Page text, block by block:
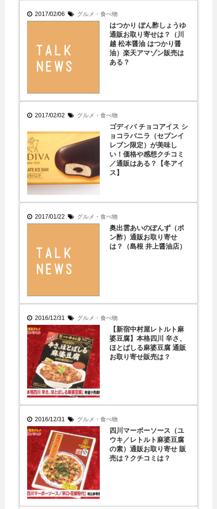
2017/02/06 グルメ・食べ物
はつかり ぽん酢しょうゆ
通販お取り寄せは？（川
越 松本醤油 はつかり醤
油）楽天アマゾン販売は
ある？
2017/02/02 グルメ・食べ物
ゴディバ チョコアイス シ
ョコラバニラ（セブンイ
レブン限定）が美味し
い！価格や感想クチコミ
／通販はある？【冬アイ
ス】
2017/01/22 グルメ・食べ物
奥出雲あいのぽんず（ポ
ン酢）通販お取り寄せ
は？（島根 井上醤油店）
2016/12/31 グルメ・食べ物
【新宿中村屋レトルト麻
婆豆腐】本格四川 辛さ、
ほとばしる麻婆豆腐 通販
お取り寄せ販売は？
2016/12/31 グルメ・食べ物
四川マーボーソース（ユ
ウキ／レトルト麻婆豆腐
の素）通販お取り寄せ 販
売は？クチコミは？